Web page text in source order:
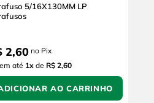
5/16X130MM LP
2,60 no Pix
até 1x de R$ 2,60
AO CARRINHO